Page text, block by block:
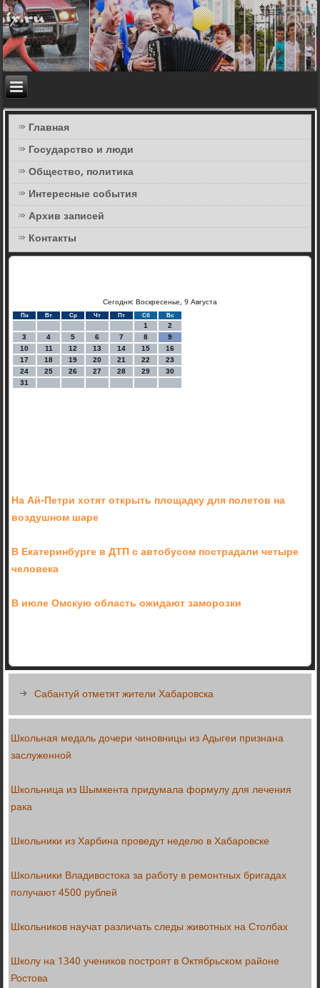
Главная
Государство и люди
Общество, политика
Интересные события
Архив записей
Контакты
Сегодня: Воскресенье, 9 Августа
Пн Вт Ср Чт Пт Сб Вс
1
2
3
4 5 6 7 8
9
10
11 12 13 14 15
16
17
18 19 20 21 22
23
24
25 26 27 28 29
30
31
На Ай-Петри хотят открыть площадку для полетов на
воздушном шаре
В Екатеринбурге в ДТП с автобусом пострадали четыре
человека
В июле Омскую область ожидают заморозки
Сабантуй отметят жители Хабаровска
Школьная медаль дочери чиновницы из Адыгеи признана
заслуженной
Школьница из Шымкента придумала формулу для лечения
рака
Школьники из Харбина проведут неделю в Хабаровске
Школьники Владивостока за работу в ремонтных бригадах
получают 4500 рублей
Школьников научат различать следы животных на Столбах
Школу на 1340 учеников построят в Октябрьском районе
Ростова